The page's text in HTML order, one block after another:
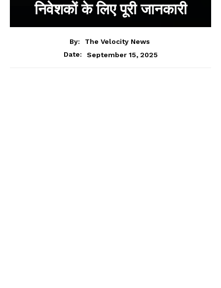
निवेशकों के लिए पूरी जानकारी
By:
The Velocity News
Date:
September 15, 2025